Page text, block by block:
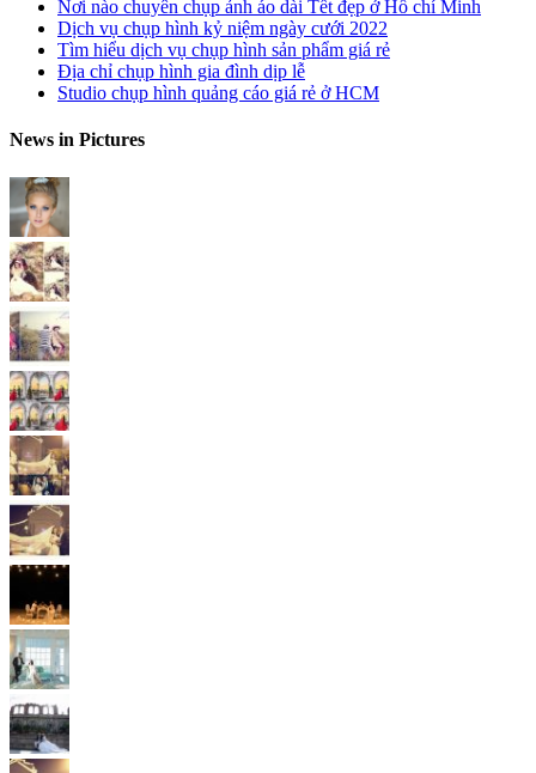
Nơi nào chuyên chụp ảnh áo dài Tết đẹp ở Hồ chí Minh
Dịch vụ chụp hình kỷ niệm ngày cưới 2022
Tìm hiểu dịch vụ chụp hình sản phẩm giá rẻ
Địa chỉ chụp hình gia đình dịp lễ
Studio chụp hình quảng cáo giá rẻ ở HCM
News in Pictures